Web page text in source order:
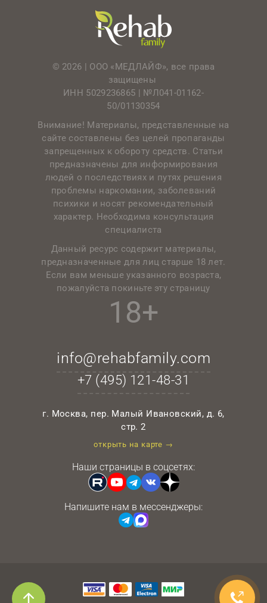
© 2026 | ООО «МЕДЛАЙФ», все права
защищены
ИНН 5029236865 | №Л041-01162-
50/01130354
Внимание! Материалы, представленные на
сайте составлены без целей пропаганды
запрещенных к обороту средств. Статьи
предназначены для информирования
людей о последствиях и путях решения
проблемы наркомании, заболеваний
психики и носят рекомендательный
характер. Необходима консультация
специалиста
Данный ресурс содержит материалы,
предназначенные для лиц старше 18 лет.
Если вам меньше указанного возраста,
пожалуйста покиньте эту страницу
18+
info@rehabfamily.com
+7 (495) 121-48-31
г. Москва, пер. Малый Ивановский, д. 6,
стр. 2
открыть на карте →
Наши страницы в соцсетях:
Напишите нам в мессенджеры: